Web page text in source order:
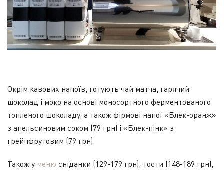
Окрім кавових напоїв, готують чай матча, гарячий
шоколад і моко на основі моносортного ферментованого
топленого шоколаду, а також фірмові напої «Блек-оранж»
з апельсиновим соком (79 грн) і «Блек-пінк» з
грейпфрутовим (79 грн).
Також у меню сніданки (129-179 грн), тости (148-189 грн),